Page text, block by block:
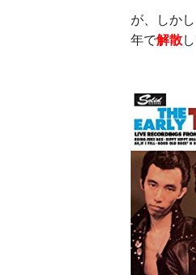
が、しか
年で解散